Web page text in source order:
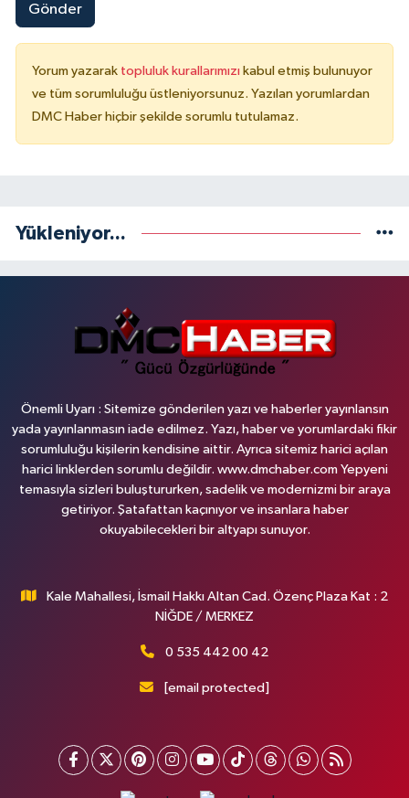
Gönder
Yorum yazarak topluluk kurallarımızı kabul etmiş bulunuyor
ve tüm sorumluluğu üstleniyorsunuz. Yazılan yorumlardan
DMC Haber hiçbir şekilde sorumlu tutulamaz.
Yükleniyor...
Önemli Uyarı : Sitemize gönderilen yazı ve haberler yayınlansın
yada yayınlanmasın iade edilmez. Yazı, haber ve yorumlardaki fikir
sorumluluğu kişilerin kendisine aittir. Ayrıca sitemiz harici açılan
harici linklerden sorumlu değildir. www.dmchaber.com Yepyeni
temasıyla sizleri buluştururken, sadelik ve modernizmi bir araya
getiriyor. Şatafattan kaçınıyor ve insanlara haber
okuyabilecekleri bir altyapı sunuyor.
Kale Mahallesi, İsmail Hakkı Altan Cad. Özenç Plaza Kat : 2
NİĞDE / MERKEZ
0 535 442 00 42
[email protected]